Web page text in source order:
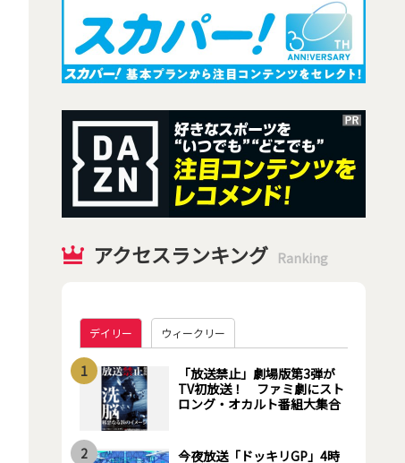
アクセスランキング Ranking
デイリー ウィークリー
1
「放送禁止」劇場版第3弾が
TV初放送！ ファミ劇にスト
ロング・オカルト番組大集合
2
今夜放送「ドッキリGP」4時